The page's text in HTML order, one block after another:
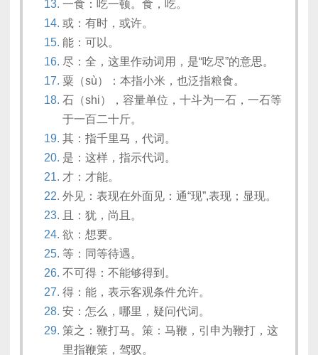
一食：吃一顿。食，吃。
或：有时，或许。
能：可以。
尽：全，这里作动词用，是“吃尽”的意思。
粟（sù）：本指小米，也泛指粮食。
石（shi），容量单位，十斗为一石，一石等
于一百二十斤。
其：指千里马，代词。
是：这样，指示代词。
才：才能。
外见：表现在外面见：通“现”,表现；显现。
且：犹，尚且。
欲：想要。
等：同等待遇。
不可得：不能够得到。
得：能，表示客观条件允许。
安：怎么，哪里，疑问代词。
策之：鞭打马。策：马鞭，引申为鞭打，这
里指鞭策，驾驭。